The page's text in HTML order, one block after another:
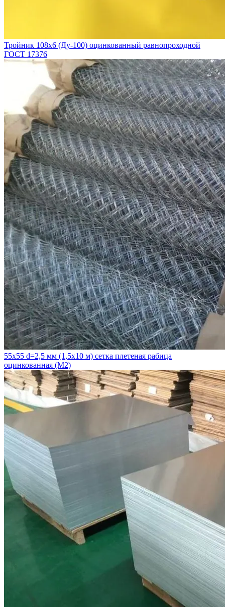
Тройник 108х6 (Ду-100) оцинкованный равнопроходной
ГОСТ 17376
55х55 d=2,5 мм (1,5х10 м) сетка плетеная рабица
оцинкованная (М2)